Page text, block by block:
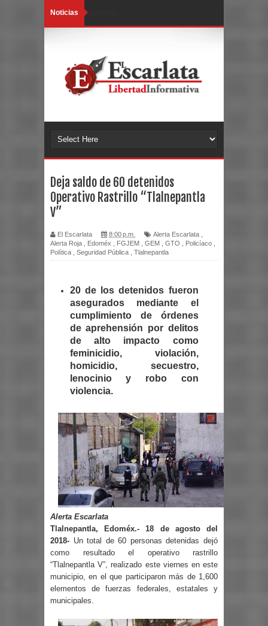
Noticias
Deja saldo de 60 detenidos
Operativo Rastrillo “Tlalnepantla
V”
El Escarlata 8:00 p.m. Alerta Escarlata
Alerta Roja
Edoméx FGJEM GEM GTO Policíaco
Política
Seguridad Pública Tlalnepantla
20 de los detenidos fueron
asegurados mediante el
cumplimiento de órdenes
de aprehensión por delitos
de alto impacto como
feminicidio, violación,
homicidio, secuestro,
lenocinio y robo con
violencia.
Alerta Escarlata
Tlalnepantla, Edoméx.- 18 de agosto del
2018- Un total de 60 personas detenidas dejó
como resultado el operativo rastrillo
“Tlalnepantla V”, realizado este viernes en este
municipio, en el que participaron más de 1,600
elementos de fuerzas federales, estatales y
municipales.